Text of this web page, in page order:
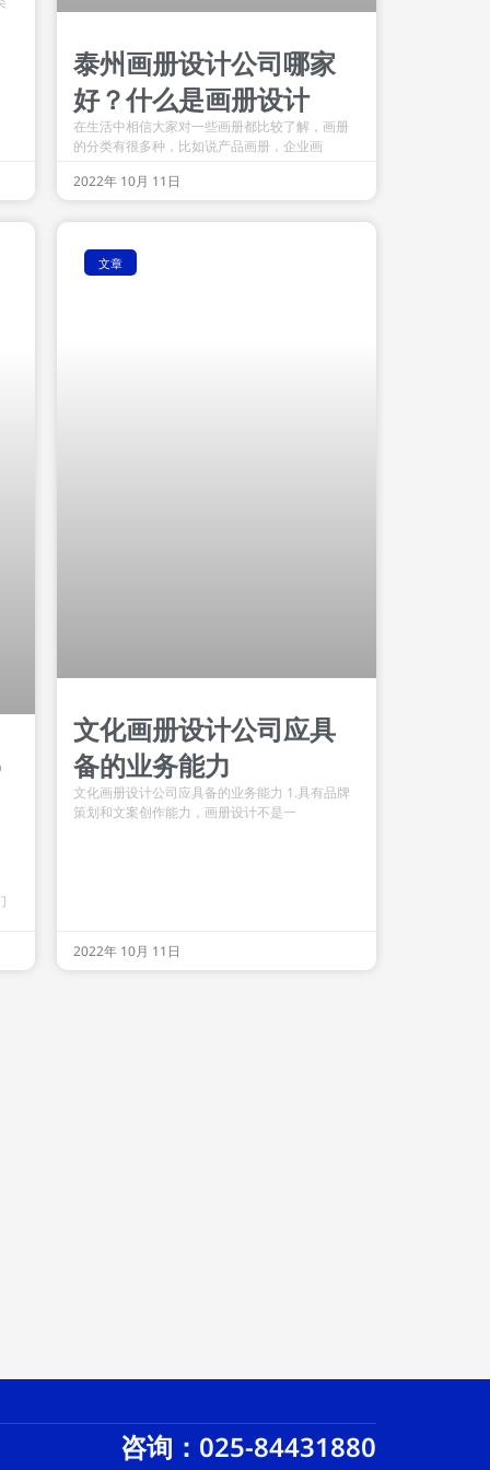
泰州画册设计公司哪家
好？什么是画册设计
在生活中相信大家对一些画册都比较了解，画册
的分类有很多种，比如说产品画册，企业画
2022年 10月 11日
文章
文化画册设计公司应具
备的业务能力
文化画册设计公司应具备的业务能力 1.具有品牌
策划和文案创作能力，画册设计不是一
2022年 10月 11日
咨询：025-84431880